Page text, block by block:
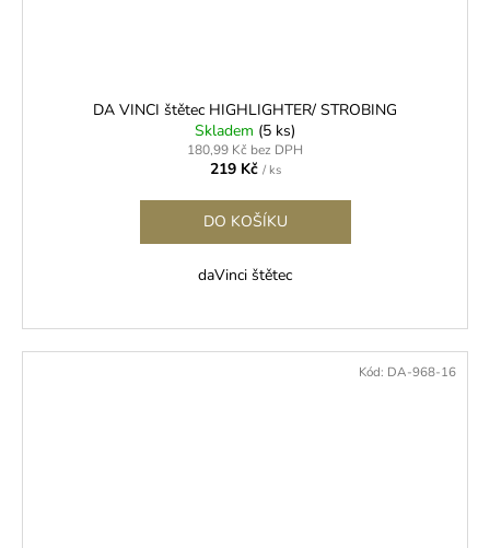
DA VINCI štětec HIGHLIGHTER/ STROBING
Skladem (5 ks)
180,99 Kč bez DPH
219 Kč / ks
DO KOŠÍKU
daVinci štětec
Kód: DA-968-16